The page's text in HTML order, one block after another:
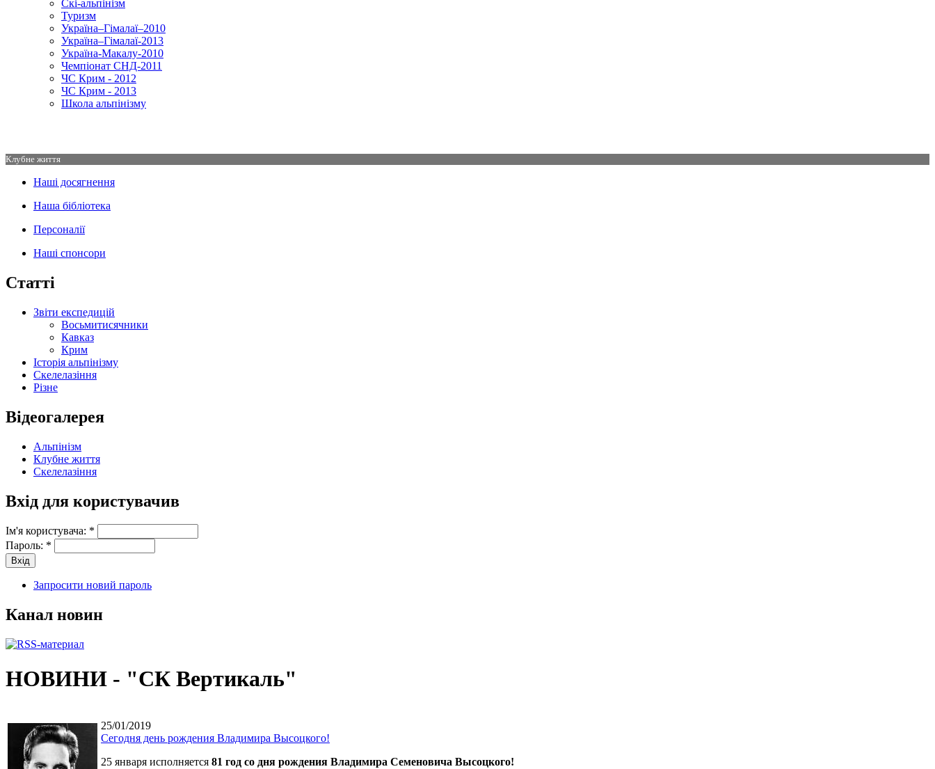
Скі-альпінізм
Туризм
Україна–Гімалаї–2010
Україна–Гімалаї-2013
Україна-Макалу-2010
Чемпіонат СНД-2011
ЧС Крим - 2012
ЧС Крим - 2013
Школа альпінізму
Клубне життя
Наші досягнення
Наша бібліотека
Персоналії
Наші спонсори
Статті
Звіти експедицій
Восьмитисячники
Кавказ
Крим
Історія альпінізму
Скелелазіння
Різне
Відеогалерея
Альпінізм
Клубне життя
Скелелазіння
Вхід для користувачив
Ім'я користувача: *
Пароль: *
Запросити новий пароль
Канал новин
НОВИНИ - "СК Вертикаль"
25/01/2019
Сегодня день рождения Владимира Высоцкого!
25 января исполняется 81 год со дня рождения Владимира Семеновича Высоцкого!